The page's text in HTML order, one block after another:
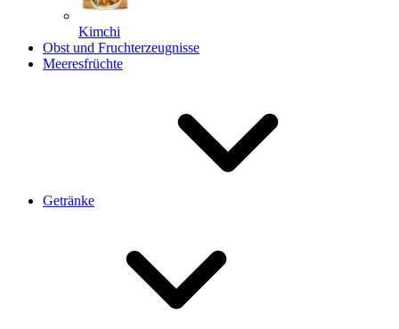
Kimchi
Obst und Fruchterzeugnisse
Meeresfrüchte
Getränke